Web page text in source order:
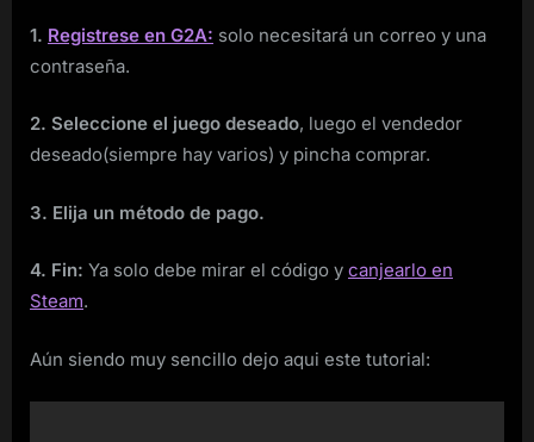
1. Registrese en G2A: solo necesitará un correo y una
contraseña.
2. Seleccione el juego deseado, luego el vendedor
deseado(siempre hay varios) y pincha comprar.
3. Elija un método de pago.
4. Fin: Ya solo debe mirar el código y canjearlo en
Steam.
Aún siendo muy sencillo dejo aqui este tutorial: